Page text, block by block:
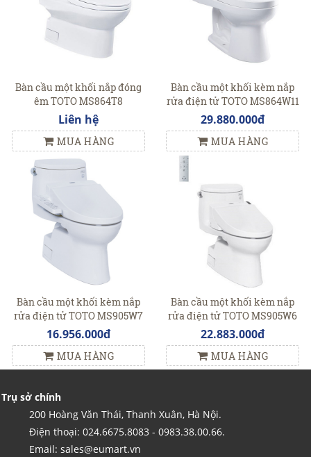
Bàn cầu một khối nắp đóng
êm TOTO MS864T8
Liên hệ
MUA HÀNG
Bàn cầu một khối kèm nắp
rửa điện tử TOTO MS864W11
29.880.000đ
MUA HÀNG
Bàn cầu một khối kèm nắp
rửa điện tử TOTO MS905W7
16.956.000đ
MUA HÀNG
Bàn cầu một khối kèm nắp
rửa điện tử TOTO MS905W6
22.883.000đ
MUA HÀNG
Trụ sở chính
200 Hoàng Văn Thái, Thanh Xuân, Hà Nội.
Điện thoại: 024.6675.8083 - 0983.38.00.66.
Email: sales@eumart.vn